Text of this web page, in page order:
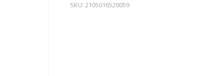
SKU: 2105016520059